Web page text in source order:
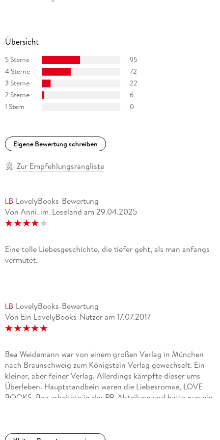
Übersicht
5 Sterne
95
4 Sterne
72
3 Sterne
22
2 Sterne
6
1 Stern
0
Eigene Bewertung schreiben
Zur Empfehlungsrangliste
LovelyBooks-Bewertung
Von Anni_im_Leseland am 29.04.2025
Eine tolle Liebesgeschichte, die tiefer geht, als man anfangs
vermutet.
LovelyBooks-Bewertung
Von Ein LovelyBooks-Nutzer am 17.07.2017
Bea Weidemann war von einem großen Verlag in München
nach Braunschweig zum Königstein Verlag gewechselt. Ein
kleiner, aber feiner Verlag. Allerdings kämpfte dieser ums
Überleben. Hauptstandbein waren die Liebesromae, LOVE
BOOKS. Bea arbeitete in der PR-Abteilung und hatte nun ein